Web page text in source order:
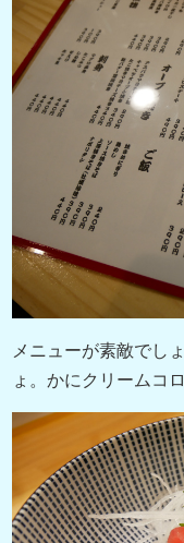
メニューが素敵でし
ょ。かにクリームコ